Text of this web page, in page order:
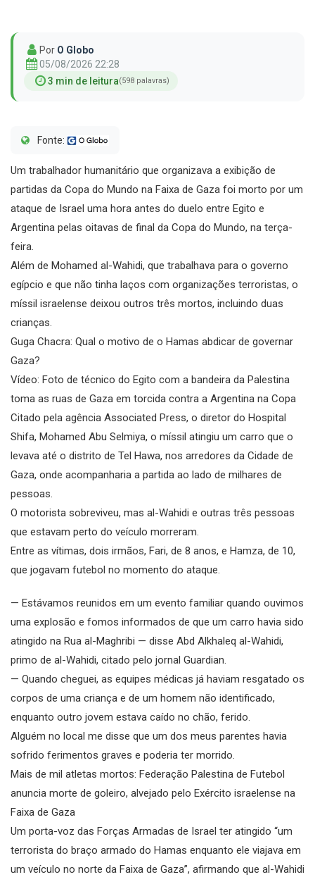
Por O Globo
05/08/2026 22:28
3 min de leitura(598 palavras)
Fonte:
Um trabalhador humanitário que organizava a exibição de
partidas da Copa do Mundo na Faixa de Gaza foi morto por um
ataque de Israel uma hora antes do duelo entre Egito e
Argentina pelas oitavas de final da Copa do Mundo, na terça-
feira.
Além de Mohamed al-Wahidi, que trabalhava para o governo
egípcio e que não tinha laços com organizações terroristas, o
míssil israelense deixou outros três mortos, incluindo duas
crianças.
Guga Chacra: Qual o motivo de o Hamas abdicar de governar
Gaza?
Vídeo: Foto de técnico do Egito com a bandeira da Palestina
toma as ruas de Gaza em torcida contra a Argentina na Copa
Citado pela agência Associated Press, o diretor do Hospital
Shifa, Mohamed Abu Selmiya, o míssil atingiu um carro que o
levava até o distrito de Tel Hawa, nos arredores da Cidade de
Gaza, onde acompanharia a partida ao lado de milhares de
pessoas.
O motorista sobreviveu, mas al-Wahidi e outras três pessoas
que estavam perto do veículo morreram.
Entre as vítimas, dois irmãos, Fari, de 8 anos, e Hamza, de 10,
que jogavam futebol no momento do ataque.
— Estávamos reunidos em um evento familiar quando ouvimos
uma explosão e fomos informados de que um carro havia sido
atingido na Rua al-Maghribi — disse Abd Alkhaleq al-Wahidi,
primo de al-Wahidi, citado pelo jornal Guardian.
— Quando cheguei, as equipes médicas já haviam resgatado os
corpos de uma criança e de um homem não identificado,
enquanto outro jovem estava caído no chão, ferido.
Alguém no local me disse que um dos meus parentes havia
sofrido ferimentos graves e poderia ter morrido.
Mais de mil atletas mortos: Federação Palestina de Futebol
anuncia morte de goleiro, alvejado pelo Exército israelense na
Faixa de Gaza
Um porta-voz das Forças Armadas de Israel ter atingido “um
terrorista do braço armado do Hamas enquanto ele viajava em
um veículo no norte da Faixa de Gaza”, afirmando que al-Wahidi